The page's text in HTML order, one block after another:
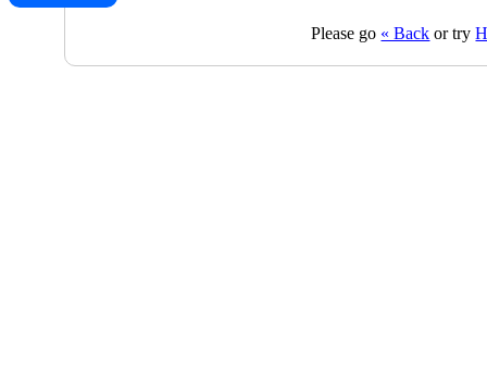
Please go « Back or try